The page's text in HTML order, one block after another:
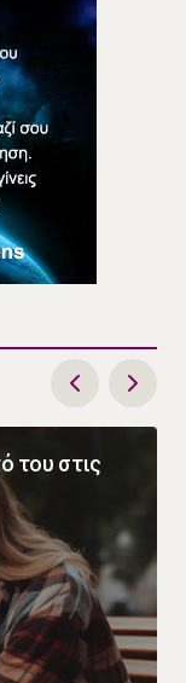
του στις